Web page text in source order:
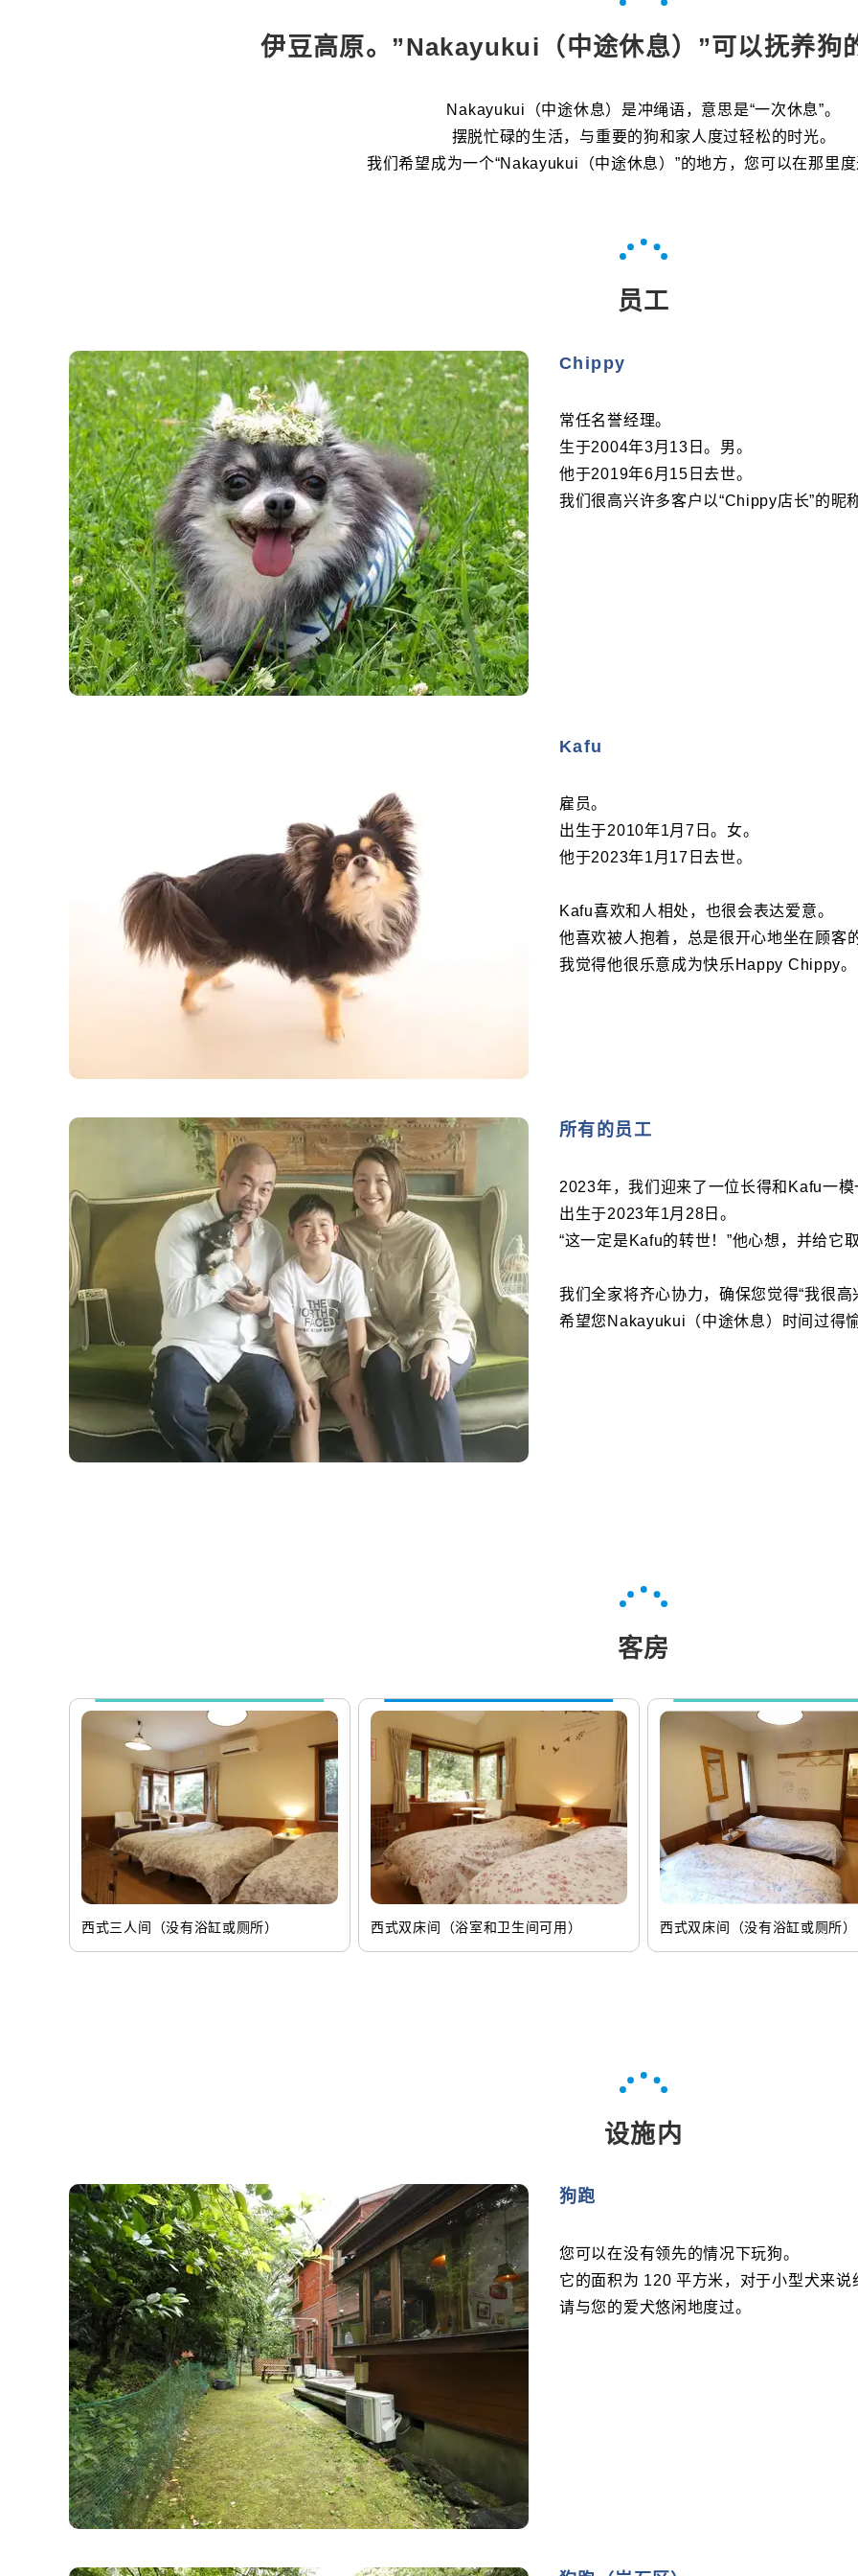
伊豆高原。”Nakayukui（中途休息）”可以抚养狗
Nakayukui（中途休息）是冲绳语，意思是“一次休息”。
摆脱忙碌的生活，与重要的狗和家人度过轻松的时光。
我们希望成为一个“Nakayukui（中途休息）”的地方，您可以在那里度
员工
Chippy
常任名誉经理。
生于2004年3月13日。男。
他于2019年6月15日去世。
我们很高兴许多客户以“Chippy店长”的昵
Kafu
雇员。
出生于2010年1月7日。女。
他于2023年1月17日去世。
Kafu喜欢和人相处，也很会表达爱意。
他喜欢被人抱着，总是很开心地坐在顾客
我觉得他很乐意成为快乐Happy Chippy。
所有的员工
2023年，我们迎来了一位长得和Kafu一模
出生于2023年1月28日。
“这一定是Kafu的转世！”他心想，并给它取
我们全家将齐心协力，确保您觉得“我很
希望您Nakayukui（中途休息）时间过得愉
客房
西式三人间（没有浴缸或厕所） 西式双床间（浴室和卫生间可用） 西式双床间（没有浴缸或厕所）
设施内
狗跑
您可以在没有领先的情况下玩狗。
它的面积为 120 平方米，对于小型犬来说
请与您的爱犬悠闲地度过。